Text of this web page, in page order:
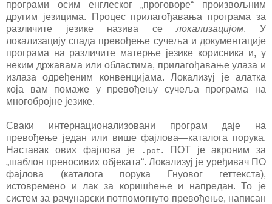
програми осим енглеског „проговоре“ произвољним
другим језицима. Процес прилагођавања програма за
различите језике назива селокализацијом. У
локализацију спада превођење сучеља и документације
програма на различите матерње језике корисника и, у
неким државама или областима, прилагођавање улаза и
излаза одређеним конвенцијама.Локализуј је алатка
која вам помаже у превођењу сучеља програма на
многобројне језике.
Сваки интернационализовани програм даје на
превођење један или више фајлова—каталога порука.
Наставак ових фајлова је
.pot. ПОТ је акроним за
„шаблон преносивих објеката“. Локализуј је уређивач ПО
фајлова (каталога порука Гнуовог геттекста),
истовремено и лак за коришћење и напредан. То је
систем за рачунарски потпомогнуто превођење, написан